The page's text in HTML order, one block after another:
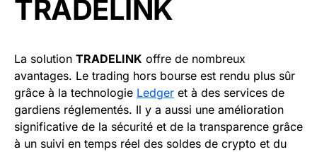
TRADELINK
La solution TRADELINK offre de nombreux
avantages. Le trading hors bourse est rendu plus sûr
grâce à la technologie Ledger et à des services de
gardiens réglementés. Il y a aussi une amélioration
significative de la sécurité et de la transparence grâce
à un suivi en temps réel des soldes de crypto et du